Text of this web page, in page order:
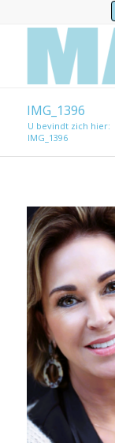
IMG_1396
U bevindt zich hier:
IMG_1396